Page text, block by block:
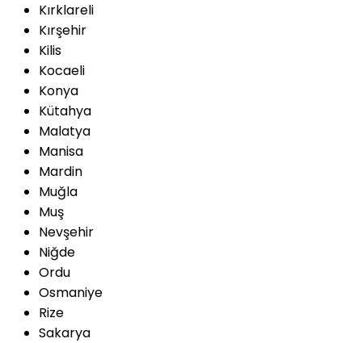
Kırklareli
Kırşehir
Kilis
Kocaeli
Konya
Kütahya
Malatya
Manisa
Mardin
Muğla
Muş
Nevşehir
Niğde
Ordu
Osmaniye
Rize
Sakarya